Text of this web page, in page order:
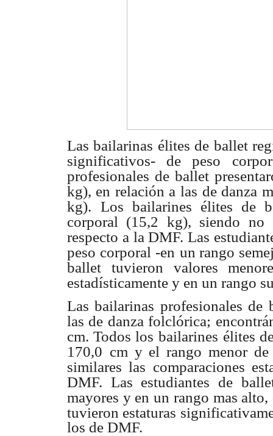
Las bailarinas élites de ballet
significativos- de peso
profesionales de ballet
kg), en relación a las de danza
kg). Los bailarines élites de
corporal (15,2 kg), siendo no
respecto a la DMF. Las
peso corporal -en un rango
ballet tuvieron valores
estadísticamente y en un rango
Las bailarinas profesionales de
las de danza folclórica;
cm. Todos los bailarines élites
170,0 cm y el rango menor
similares las comparaciones
DMF. Las estudiantes de
mayores y en un rango mas
tuvieron estaturas
los de DMF.